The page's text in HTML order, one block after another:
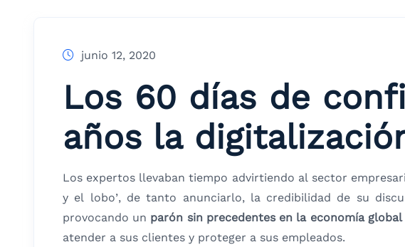
junio 12, 2020
Los 60 días de
años la
Los expertos llevaban tiempo advirtiendo al sector
y el lobo’, de tanto anunciarlo, la credibilidad de su
provocando un parón sin precedentes en la economía global
atender a sus clientes y proteger a sus empleados.